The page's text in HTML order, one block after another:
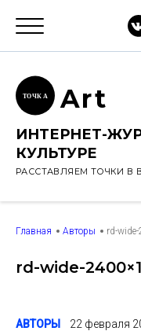
ТОЧК А Art
ИНТЕРНЕТ-
КУЛЬТУРЕ
РАССТАВЛЯЕМ ТОЧКИ В
Главная Авторы rd-
rd-wide-
АВТОРЫ 22 февраля